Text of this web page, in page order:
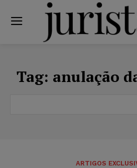
Tag: anulação
ARTIGOS